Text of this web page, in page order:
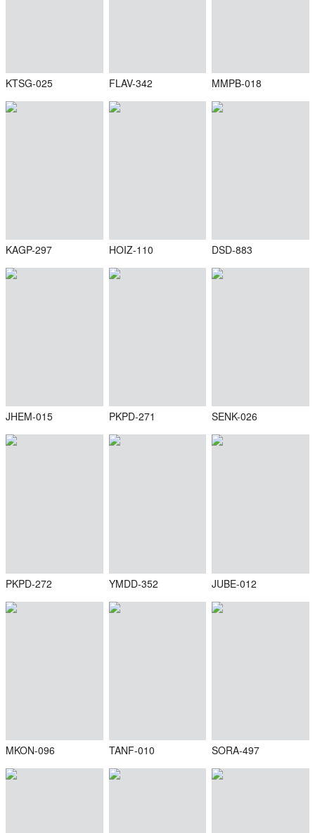
KTSG-025 FLAV-342 MMPB-018
KAGP-297 HOIZ-110 DSD-883
JHEM-015 PKPD-271 SENK-026
PKPD-272 YMDD-352 JUBE-012
MKON-096 TANF-010 SORA-497